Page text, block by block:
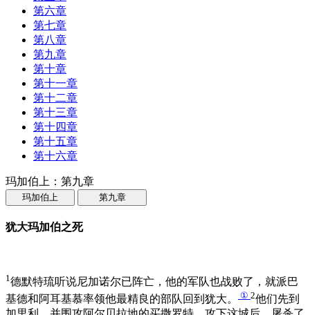
第六章
第七章
第八章
第九章
第十章
第十一章
第十二章
第十三章
第十四章
第十五章
第十六章
玛加伯上：第九章
玛加伯上 第九章
犹大玛加伯之死
1德默特琉听说尼加诺尔已阵亡，他的军队也战败了，就派巴
基德和阿耳基慕率领他最精良的部队回到犹大。
① 2他们先到